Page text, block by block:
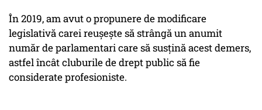
În 2019, am avut o propunere de modificare
legislativă carei reușește să strângă un anumit
număr de parlamentari care să susțină acest demers,
astfel încât cluburile de drept public să fie
considerate profesioniste.